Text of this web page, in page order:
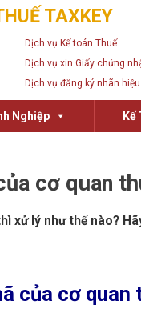
TAXKEY
Dịch vụ Kế toán Thuế
Dịch vụ xin Giấy chứng
Dịch vụ đăng ký nhãn hiệu
Nghiệp Kế
cơ quan
xử lý như thế nào?
của cơ quan